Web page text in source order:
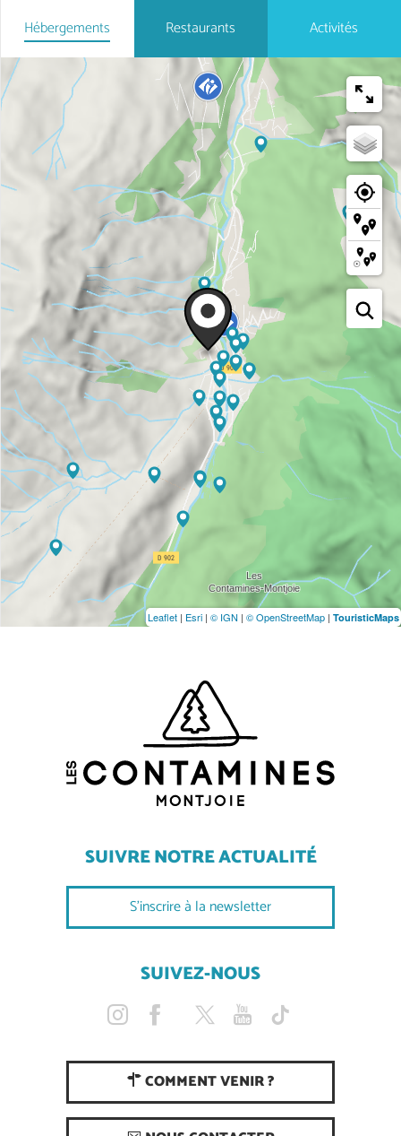
Hébergements Restaurants Activités
Leaflet | Esri | © IGN | © OpenStreetMap | TouristicMaps
SUIVRE NOTRE ACTUALITÉ
S'inscrire à la newsletter
SUIVEZ-NOUS
COMMENT VENIR ?